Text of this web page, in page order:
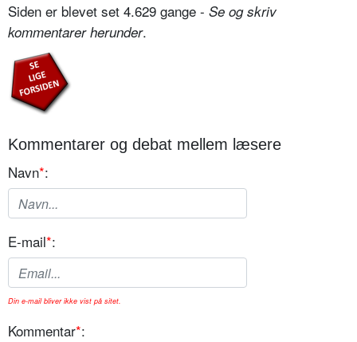
Siden er blevet set 4.629 gange - Se og skriv
kommentarer herunder.
Kommentarer og debat mellem læsere
Navn*:
E-mail*:
Din e-mail bliver ikke vist på sitet.
Kommentar*: